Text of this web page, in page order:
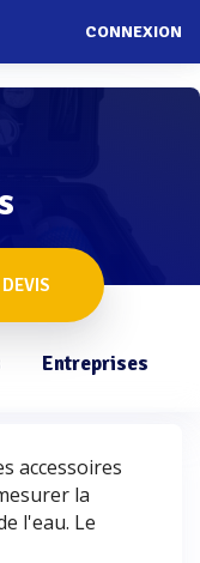
CONNEXION
Entreprises
accessoires
la
l'eau. Le